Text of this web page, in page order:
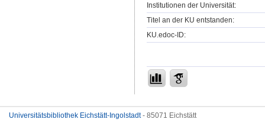
Institutionen der Universität:
Titel an der KU entstanden:
KU.edoc-ID:
Universitätsbibliothek Eichstätt-Ingolstadt- 85071 Eichstätt